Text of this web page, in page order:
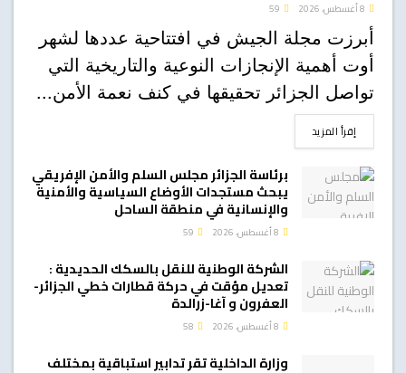
أبرزت مجلة الجيش في افتتاحية عددها لشهر
أوت أهمية الإنجازات النوعية والتاريخية التي
تواصل الجزائر تحقيقها في كنف نعمة الأمن...
إقرأ المزيدDETAILS
برئاسة الجزائر مجلس السلم والأمن الإفريقي
يبحث مستجدات الأوضاع السياسية والأمنية
والإنسانية في منطقة الساحل
الشركة الوطنية للنقل بالسكك الحديدية :
تعديل مؤقت في حركة قطارات خطي الجزائر-
العفرون و آغا-زرالدة
وزارة الداخلية تقر تدابير استباقية بمختلف